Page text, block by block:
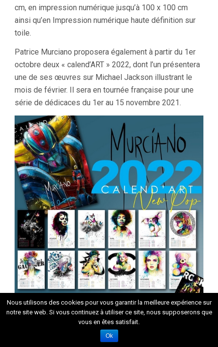
cm, en impression numérique jusqu’à 100 x 100 cm
ainsi qu’en Impression numérique haute définition sur
toile.
Patrice Murciano proposera également à partir du 1er
octobre deux « calend’ART » 2022, dont l’un présentera
une de ses œuvres sur Michael Jackson illustrant le
mois de février. Il sera en tournée française pour une
série de dédicaces du 1er au 15 novembre 2021.
Ci-après, deux autres œuvres de Patrice Murciano sur
Nous utilisons des cookies pour vous garantir la meilleure expérience sur
notre site web. Si vous continuez à utiliser ce site, nous supposerons que
vous en êtes satisfait.
Ok